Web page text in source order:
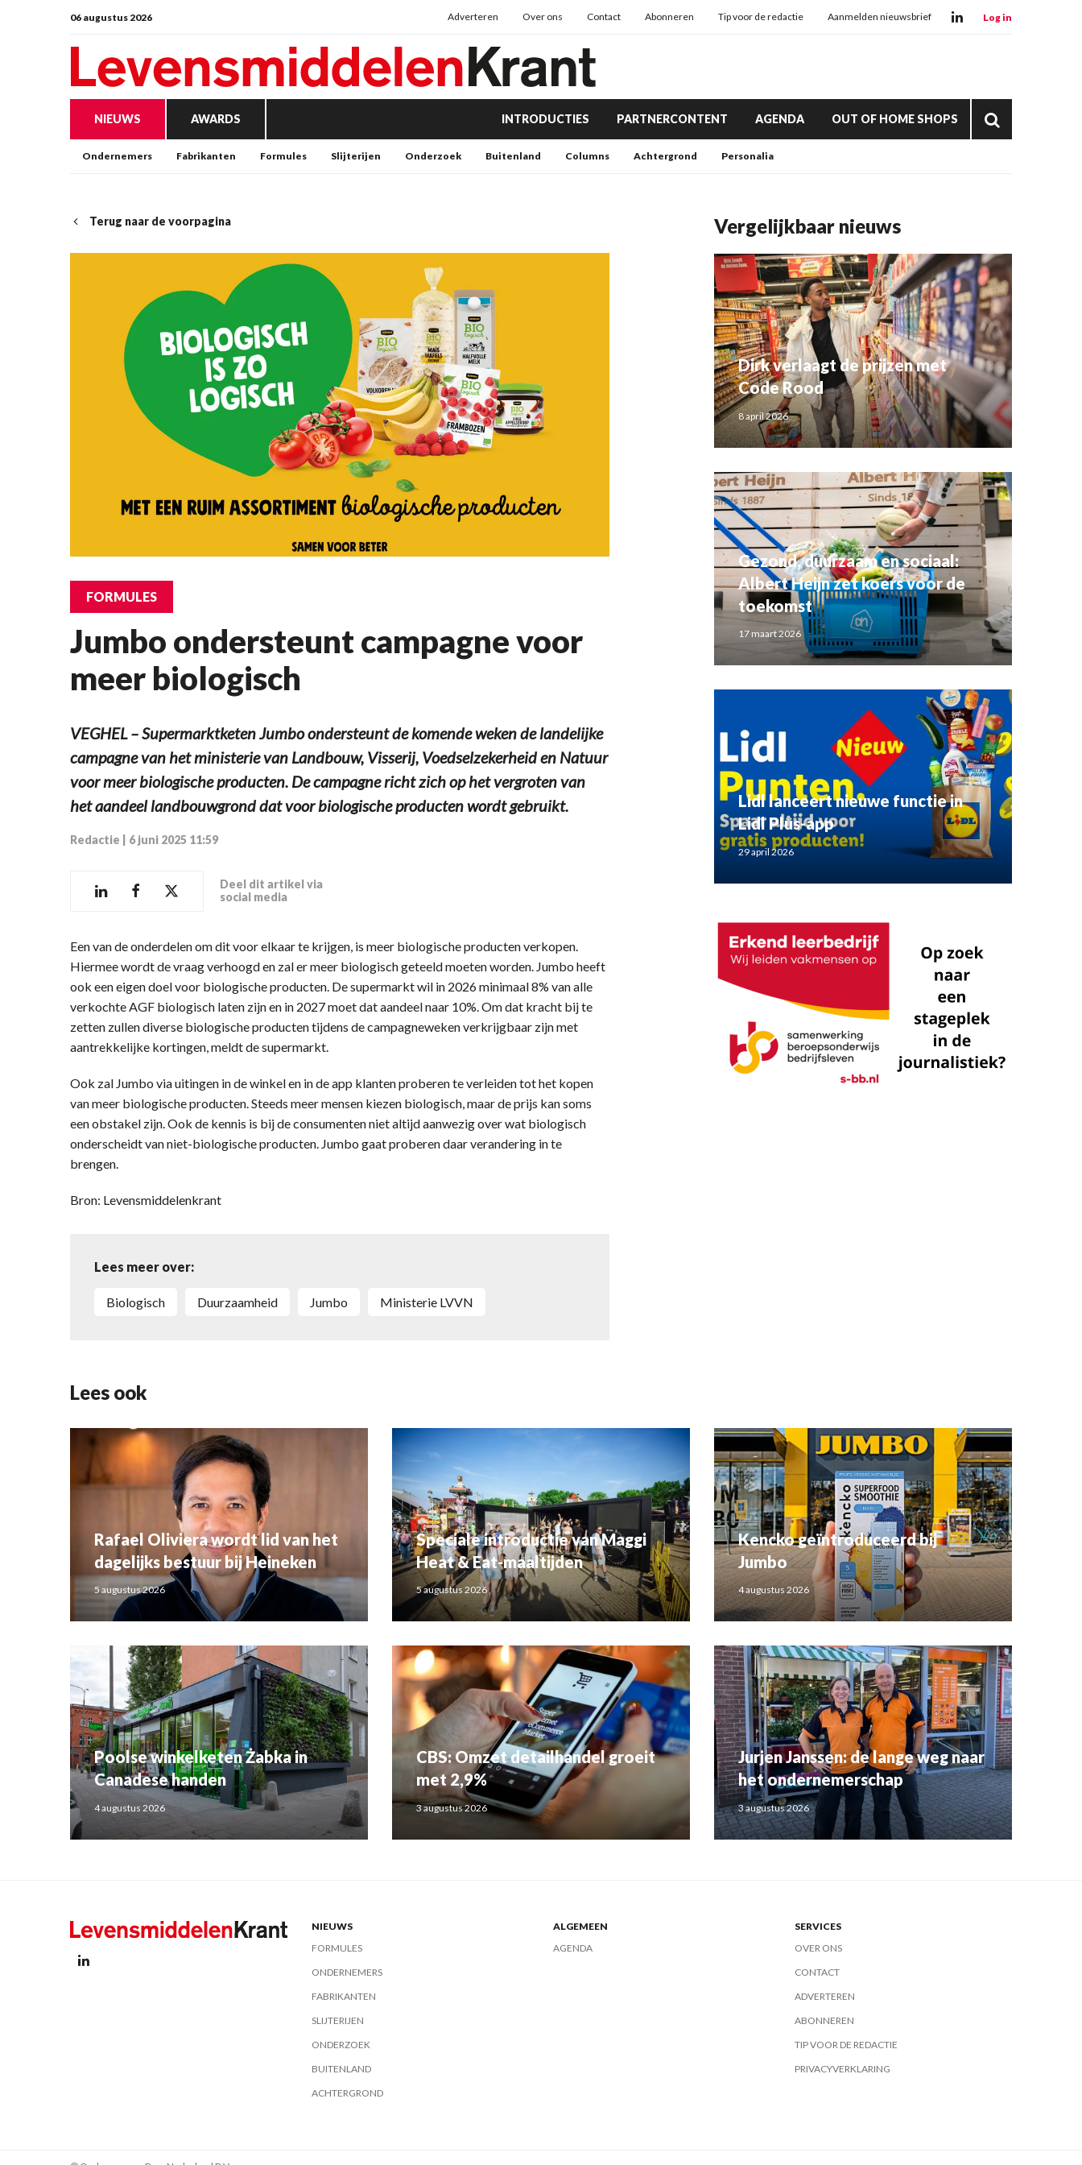
06 augustus 2026 Adverteren Over ons Contact Abonneren Tip voor de redactie Aanmelden nieuwsbrief Log in
NIEUWS AWARDS INTRODUCTIES PARTNERCONTENT AGENDA OUT OF HOME SHOPS
Ondernemers Fabrikanten Formules Slijterijen Onderzoek Buitenland Columns Achtergrond Personalia
Terug naar de voorpagina
FORMULES
Jumbo ondersteunt campagne voor
meer biologisch
VEGHEL – Supermarktketen Jumbo ondersteunt de komende weken de landelijke
campagne van het ministerie van Landbouw, Visserij, Voedselzekerheid en Natuur
voor meer biologische producten. De campagne richt zich op het vergroten van
het aandeel landbouwgrond dat voor biologische producten wordt gebruikt.
Redactie 6 juni 2025 11:59
Deel dit artikel via
social media
Een van de onderdelen om dit voor elkaar te krijgen, is meer biologische producten verkopen.
Hiermee wordt de vraag verhoogd en zal er meer biologisch geteeld moeten worden. Jumbo heeft
ook een eigen doel voor biologische producten. De supermarkt wil in 2026 minimaal 8% van alle
verkochte AGF biologisch laten zijn en in 2027 moet dat aandeel naar 10%. Om dat kracht bij te
zetten zullen diverse biologische producten tijdens de campagneweken verkrijgbaar zijn met
aantrekkelijke kortingen, meldt de supermarkt.
Ook zal Jumbo via uitingen in de winkel en in de app klanten proberen te verleiden tot het kopen
van meer biologische producten. Steeds meer mensen kiezen biologisch, maar de prijs kan soms
een obstakel zijn. Ook de kennis is bij de consumenten niet altijd aanwezig over wat biologisch
onderscheidt van niet-biologische producten. Jumbo gaat proberen daar verandering in te
brengen.
Bron: Levensmiddelenkrant
Lees meer over:
biologisch duurzaamheid Jumbo ministerie LVVN
Vergelijkbaar nieuws
Dirk verlaagt de prijzen met
Code Rood
8 april 2026
Gezond, duurzaam en sociaal:
Albert Heijn zet koers voor de
toekomst
17 maart 2026
Lidl lanceert nieuwe functie in
Lidl Plus-app
29 april 2026
Lees ook
Rafael Oliviera wordt lid van het
dagelijks bestuur bij Heineken
5 augustus 2026
Speciale introductie van Maggi
Heat & Eat-maaltijden
5 augustus 2026
Kencko geïntroduceerd bij
Jumbo
4 augustus 2026
Poolse winkelketen Żabka in
Canadese handen
4 augustus 2026
CBS: Omzet detailhandel groeit
met 2,9%
3 augustus 2026
Jurjen Janssen: de lange weg naar
het ondernemerschap
3 augustus 2026
NIEUWS
FORMULES
ONDERNEMERS
FABRIKANTEN
SLIJTERIJEN
ONDERZOEK
BUITENLAND
ACHTERGROND
ALGEMEEN
AGENDA
SERVICES
OVER ONS
CONTACT
ADVERTEREN
ABONNEREN
TIP VOOR DE REDACTIE
PRIVACYVERKLARING